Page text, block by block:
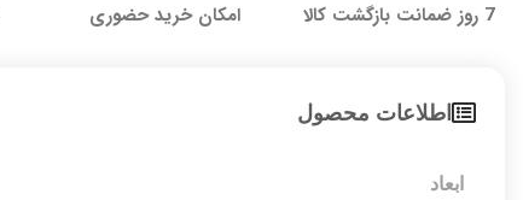
7 روز ضمانت بازگشت کالا امکان خرید حضوری
اطلاعات محصول
ابعاد